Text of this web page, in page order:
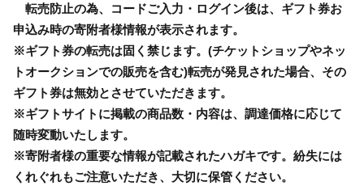
転売防止の為、コードご入力・ログイン後は、ギフト券お
申込み時の寄附者様情報が表示されます。
※ギフト券の転売は固く禁じます。(チケットショップやネッ
トオークションでの販売を含む)転売が発見された場合、その
ギフト券は無効とさせていただきます。
※ギフトサイトに掲載の商品数・内容は、調達価格に応じて
随時変動いたします。
※寄附者様の重要な情報が記載されたハガキです。紛失には
くれぐれもご注意いただき、大切に保管ください。